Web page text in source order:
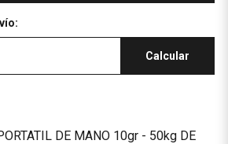
Calcular
DE MANO 10gr - 50kg DE